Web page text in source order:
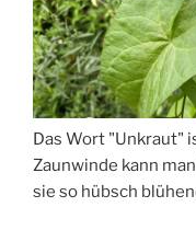
Das Wort "Unkraut"
Zaunwinde kann
sie so hübsch